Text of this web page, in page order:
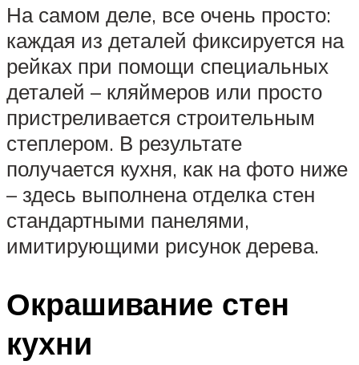
На самом деле, все очень просто:
каждая из деталей фиксируется на
рейках при помощи специальных
деталей – кляймеров или просто
пристреливается строительным
степлером. В результате
получается кухня, как на фото ниже
– здесь выполнена отделка стен
стандартными панелями,
имитирующими рисунок дерева.
Окрашивание стен
кухни